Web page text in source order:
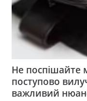
Не поспішайте
поступово
важливий